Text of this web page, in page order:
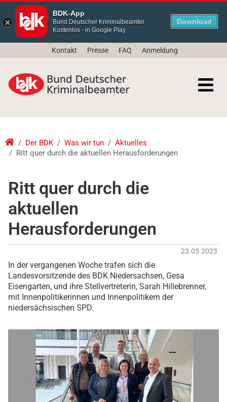
BDK-App
Bund Deutscher Kriminalbeamter
Kostenlos - in Google Play
Download
Kontakt Presse FAQ Anmeldung
Der BDK Was wir tun
Aktuelles
Ritt quer durch die aktuellen Herausforderungen
Ritt quer durch die
aktuellen
Herausforderungen
23.05.2023
In der vergangenen Woche trafen sich die
Landesvorsitzende des BDK Niedersachsen, Gesa
Eisengarten, und ihre Stellvertreterin, Sarah Hillebrenner,
mit Innenpolitikerinnen und Innenpolitikern der
niedersächsischen SPD.